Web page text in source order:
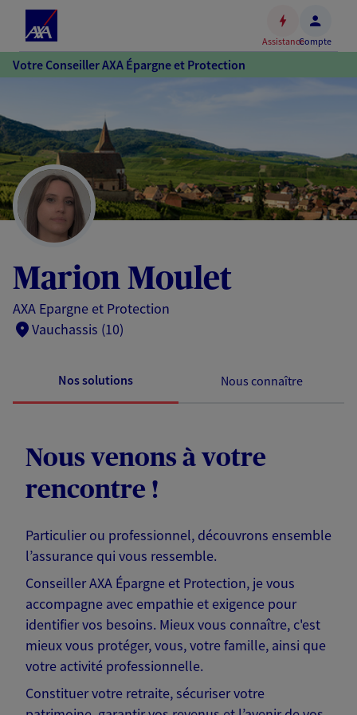
Accéder
au
au
pied
de
page
AssistanceCompte
Votre Conseiller AXA Épargne et Protection
Marion Moulet
AXA Epargne et Protection
Vauchassis (10)
Nos solutions Nous connaître
Nous venons à votre
rencontre !
Particulier ou professionnel, découvrons ensemble
l’assurance qui vous ressemble.
Conseiller AXA Épargne et Protection, je vous
accompagne avec empathie et exigence pour
identifier vos besoins. Mieux vous connaître, c'est
mieux vous protéger, vous, votre famille, ainsi que
votre activité professionnelle.
Constituer votre retraite, sécuriser votre